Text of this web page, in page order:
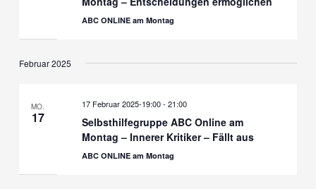
ABC ONLINE am Montag
Februar 2025
MO.
17
17 Februar 2025-19:00- 21:00
Selbsthilfegruppe ABC Online am
Montag – Innerer Kritiker – Fällt aus
ABC ONLINE am Montag